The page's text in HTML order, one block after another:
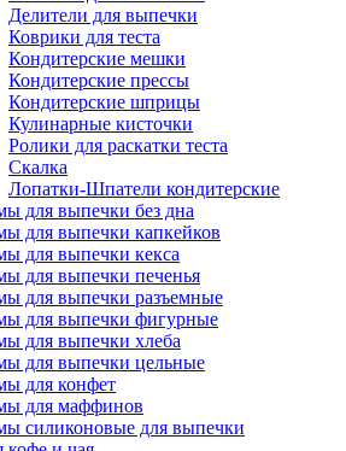
Делители для выпечки
Коврики для теста
Кондитерские мешки
Кондитерские прессы
Кондитерские шприцы
Кулинарные кисточки
Ролики для раскатки теста
Скалка
Лопатки-Шпатели кондитерские
для выпечки без дна
для выпечки капкейков
для выпечки кекса
для выпечки печенья
для выпечки разъемные
для выпечки фигурные
для выпечки хлеба
для выпечки цельные
для конфет
для маффинов
силиконовые для выпечки